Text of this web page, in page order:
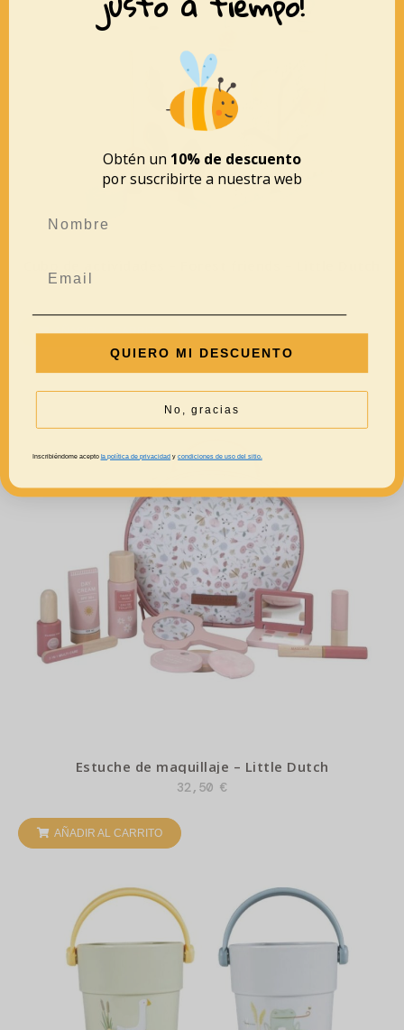
AÑADIR AL CARRITO
Estuche de maquillaje – Little Dutch
32,50 €
AÑADIR AL CARRITO
Obtén un 10% de descuento
por suscribirte a nuestra web
QUIERO MI DESCUENTO
No, gracias
Inscribiéndome acepto la política de privacidad ycondiciones de uso del sitio.